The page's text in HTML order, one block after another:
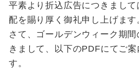
平素より折込広告につきまし
配を賜り厚く御礼申し上げます
さて、ゴールデンウィーク期
きまして、以下のPDFにてご案
す。